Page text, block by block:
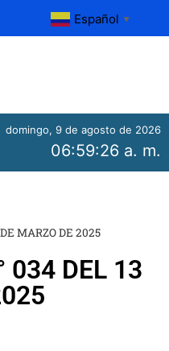
Español ▼
domingo, 9 de agosto de 2026
06:59:26 a. m.
MARZO DE 2025
034 DEL 13